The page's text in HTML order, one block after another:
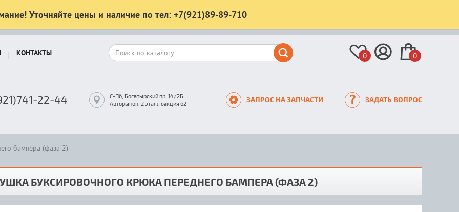
Уточняйте цены и наличие по тел: +7(921)89-89-710
КОНТАКТЫ 0 0
22-44
С-Пб, Богатырский пр, 14/2Б,
Авторынок, 2 этаж, секция 62
ЗАПРОС НА ЗАПЧАСТИ ЗАДАТЬ ВОПРОС
бампера (фаза 2)
БУКСИРОВОЧНОГО КРЮКА ПЕРЕДНЕГО БАМПЕРА (ФАЗА 2)